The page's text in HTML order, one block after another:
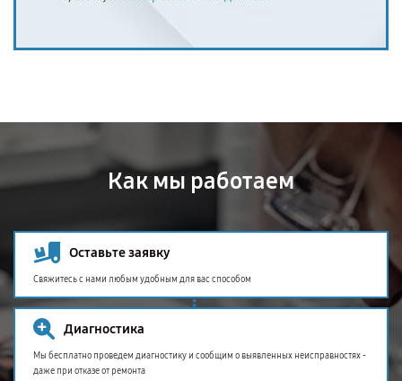
Как мы работаем
Оставьте заявку
Свяжитесь с нами любым удобным для вас способом
Диагностика
Мы бесплатно проведем диагностику и сообщим о выявленных неисправностях -
даже при отказе от ремонта